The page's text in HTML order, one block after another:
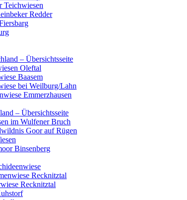
Teichwiesen
Redder
– Übersichtsseite
Oleftal
Baasem
bei Weilburg/Lahn
Emmerzhausen
– Übersichtsseite
im Wulfener Bruch
Goor auf Rügen
Binsenberg
Recknitztal
Recknitztal